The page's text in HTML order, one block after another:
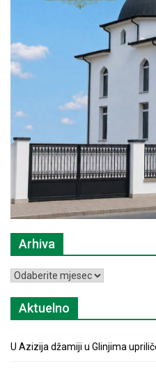
Arhiva
Arhiva
Aktuelno
U Azizija džamiji u Glinjima